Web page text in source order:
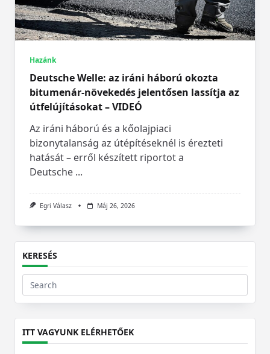
Hazánk
Deutsche Welle: az iráni háború okozta
bitumenár-növekedés jelentősen lassítja az
útfelújításokat – VIDEÓ
Az iráni háború és a kőolajpiaci
bizonytalanság az útépítéseknél is érezteti
hatását – erről készített riportot a
Deutsche ...
Egri Válasz Máj 26, 2026
KERESÉS
Search
for:
ITT VAGYUNK ELÉRHETŐEK